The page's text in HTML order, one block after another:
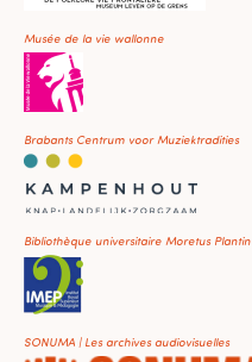
Musée de la vie wallonne
Brabants Centrum voor Muziektradities
Bibliothèque universitaire Moretus Plantin
SONUMA | Les archives audiovisuelles